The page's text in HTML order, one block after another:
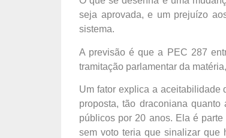
seja aprovada, e um prejuízo
sistema.
A previsão é que a PEC 287
tramitação parlamentar da
Um fator explica a aceitabilidade
proposta, tão draconiana
públicos por 20 anos. Ela é
sem voto teria que sinalizar que